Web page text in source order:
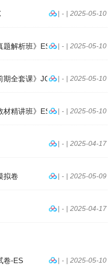
| - | 2025-05-10
题解析班》ES | - | 2025-05-10
期全套课》JGS.| - | 2025-05-10
材精讲班》ES. | - | 2025-05-10
| - | 2025-04-17
拟卷 | - | 2025-05-09
| - | 2025-04-17
卷-ES | - | 2025-05-10